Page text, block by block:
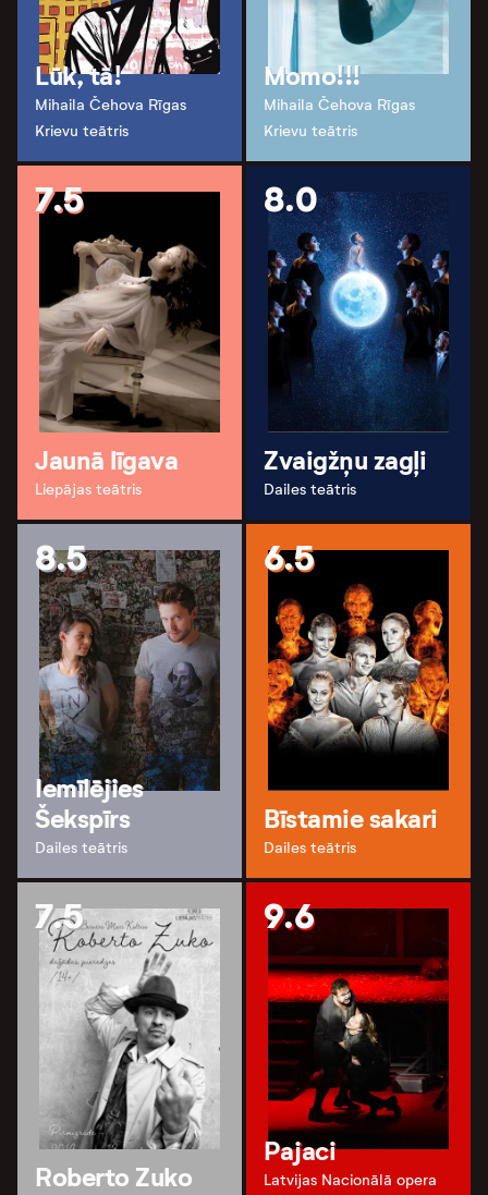
Lūk, tā!
Mihaila Čehova Rīgas
Krievu teātris
Momo!!!
Mihaila Čehova Rīgas
Krievu teātris
7.5
Jaunā līgava
Liepājas teātris
8.0
Zvaigžņu zagļi
Dailes teātris
8.5
Iemīlējies
Šekspīrs
Dailes teātris
6.5
Bīstamie sakari
Dailes teātris
7.5
Roberto Zuko
9.6
Pajaci
Latvijas Nacionālā opera